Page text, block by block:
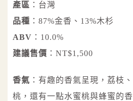
產區 ：台灣
品種 ：87%金香、13%木杉
ABV ：10.0%
建議售價 ：NT$1,500
香氣 ：有趣的香氣呈現，荔枝
桃，還有一點水蜜桃與蜂蜜的